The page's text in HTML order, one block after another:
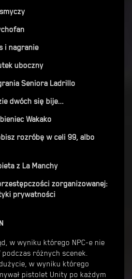
i nagranie
uboczny
Seniora Ladrillo
dwóch się bije...
Wakako
rozróbę w celi 99, albo
z La Manchy
zorganizowanej:
prywatności
w wyniku którego NPC-e nie
różnych scenek.
w wyniku którego
pistolet Unity po każdym